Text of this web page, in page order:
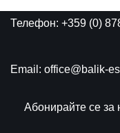
Телефон: +359 (0)
Email: office@balik-
Абонирайте се